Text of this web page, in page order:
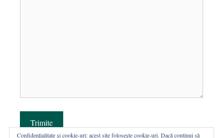
Trimite
Confidențialitate și cookie-uri: acest site folosește cookie-uri. Dacă continui să